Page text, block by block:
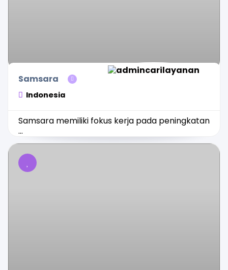
Samsara
Indonesia
Samsara memiliki fokus kerja pada peningkatan
...